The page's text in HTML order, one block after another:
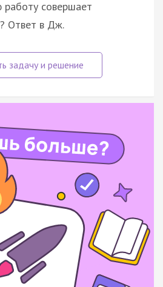
работу совершает
Ответ в Дж.